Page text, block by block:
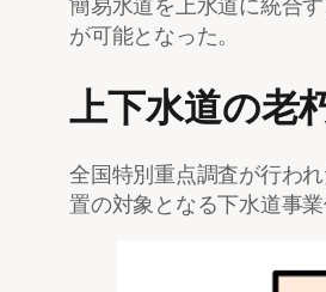
が可能となった。
上下水道の老
全国特別重点調査が行わ
置の対象となる下水道事